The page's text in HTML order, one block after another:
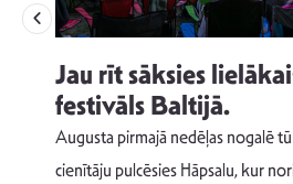
Jau rīt sāksies
festivāls Baltijā.
Augusta pirmajā nedēļas nogalē
cienītāju pulcēsies Hāpsalu, kur